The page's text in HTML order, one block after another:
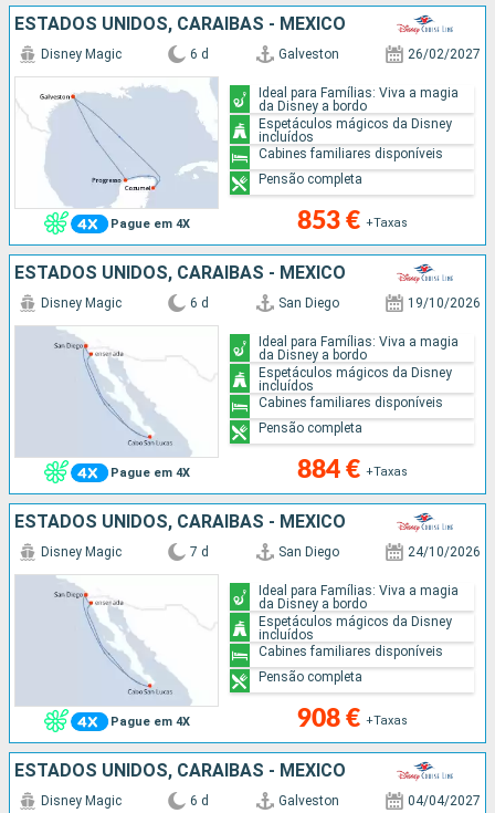
ESTADOS UNIDOS, CARAIBAS - MEXICO
Pague em 4X
Disney Magic 6 d Galveston 26/02/2027
853 € +Taxas
Ideal para Famílias: Viva a magia
da Disney a bordo
Espetáculos mágicos da Disney
incluídos
Cabines familiares disponíveis
Pensão completa
ESTADOS UNIDOS, CARAIBAS - MEXICO
Pague em 4X
Disney Magic 6 d San Diego 19/10/2026
884 € +Taxas
Ideal para Famílias: Viva a magia
da Disney a bordo
Espetáculos mágicos da Disney
incluídos
Cabines familiares disponíveis
Pensão completa
ESTADOS UNIDOS, CARAIBAS - MEXICO
Pague em 4X
Disney Magic 7 d San Diego 24/10/2026
908 € +Taxas
Ideal para Famílias: Viva a magia
da Disney a bordo
Espetáculos mágicos da Disney
incluídos
Cabines familiares disponíveis
Pensão completa
ESTADOS UNIDOS, CARAIBAS - MEXICO
Disney Magic 6 d Galveston 04/04/2027